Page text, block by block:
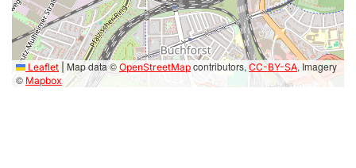
Leaflet Map data © OpenStreetMap contributors, CC-BY-SA, Imagery
© Mapbox